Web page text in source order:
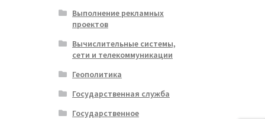
Выполнение рекламных
проектов
Вычислительные системы,
сети и телекоммуникации
Геополитика
Государственная служба
Государственное